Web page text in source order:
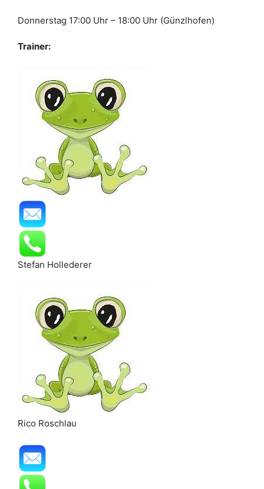
Donnerstag 17:00 Uhr – 18:00 Uhr (Günzlhofen)
Trainer:
Stefan Hollederer
Rico Roschlau